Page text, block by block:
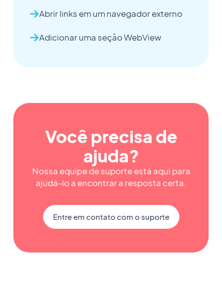
Abrir links em um navegador externo
Adicionar uma seção WebView
Você precisa de
ajuda?
Nossa equipe de suporte está aqui para
ajudá-lo a encontrar a resposta certa.
Entre em contato com o suporte